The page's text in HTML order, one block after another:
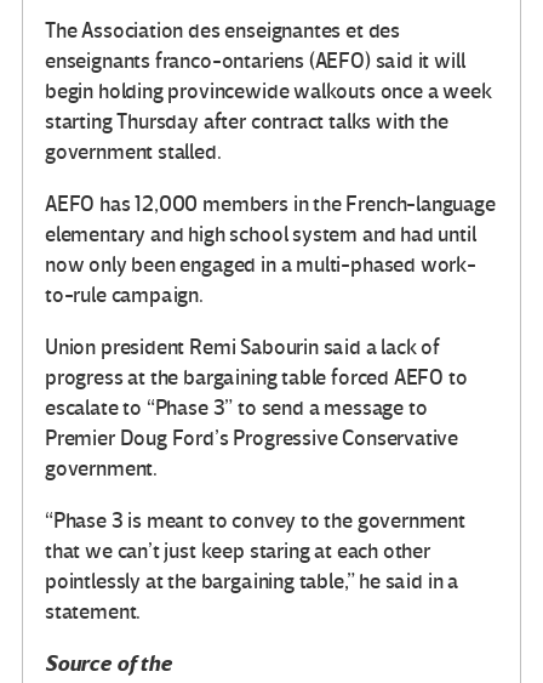
The Association des enseignantes et des
enseignants franco-ontariens (AEFO) said it will
begin holding provincewide walkouts once a week
starting Thursday after contract talks with the
government stalled.
AEFO has 12,000 members in the French-language
elementary and high school system and had until
now only been engaged in a multi-phased work-
to-rule campaign.
Union president Remi Sabourin said a lack of
progress at the bargaining table forced AEFO to
escalate to “Phase 3” to send a message to
Premier Doug Ford’s Progressive Conservative
government.
“Phase 3 is meant to convey to the government
that we can’t just keep staring at each other
pointlessly at the bargaining table,” he said in a
statement.
Source of the